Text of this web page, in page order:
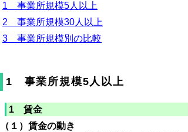
1 事業所規模5人以上
2 事業所規模30人以上
3 事業所規模別の比較
1 事業所規模5人以上
1 賃金
（１）賃金の動き